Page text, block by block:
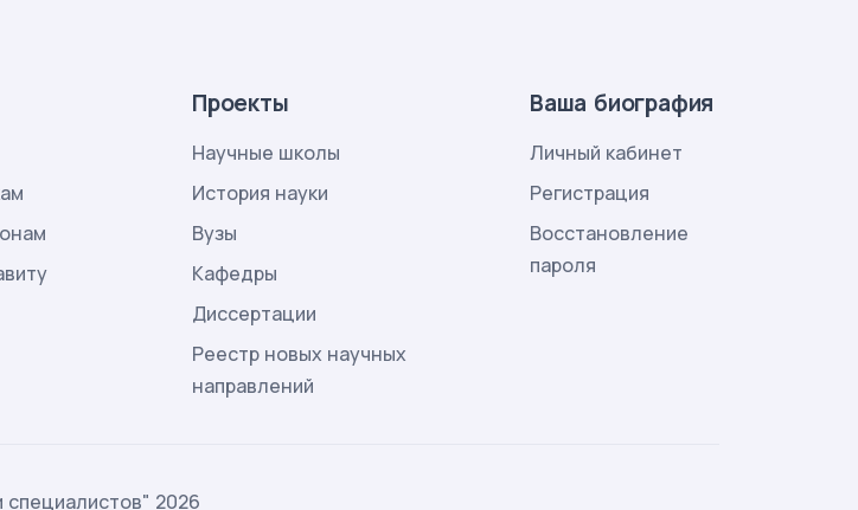
Проекты
Научные школы
История науки
Вузы
Кафедры
Диссертации
Реестр новых научных
направлений
Ваша биография
Личный кабинет
Регистрация
Восстановление
пароля
2026